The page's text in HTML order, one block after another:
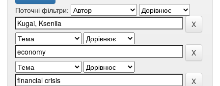
Поточні фільтри: